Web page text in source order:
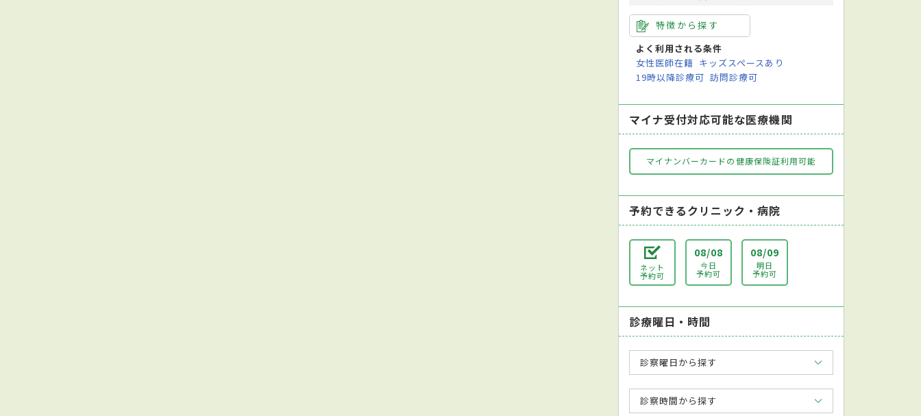
特徴から探す
よく利用される条件
女性医師在籍 キッズスペースあり
19時以降診療可 訪問診療可
マイナ受付対応可能な医療機関
マイナンバーカードの健康保険証利用可能
予約できるクリニック・病院
ネット
予約可
08/08
今日
予約可
08/09
明日
予約可
診療曜日・時間
診察曜日から探す
診察時間から探す